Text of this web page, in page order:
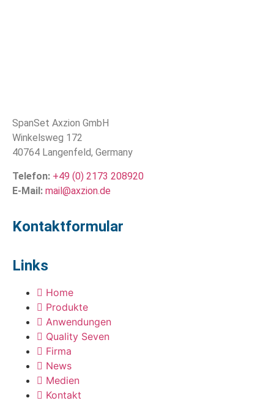
SpanSet Axzion GmbH
Winkelsweg 172
40764 Langenfeld, Germany
Telefon: +49 (0) 2173 208920
E-Mail: mail@axzion.de
Kontaktformular
Links
Home
Produkte
Anwendungen
Quality Seven
Firma
News
Medien
Kontakt